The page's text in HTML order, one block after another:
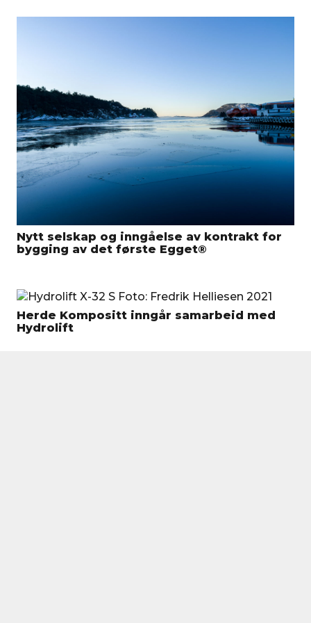
Nytt selskap og inngåelse av kontrakt for
bygging av det første Egget®
Herde Kompositt inngår samarbeid med
Hydrolift